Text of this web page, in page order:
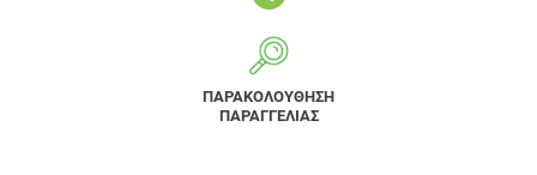
ΠΑΡΑΚΟΛΟΥΘΗΣΗ
ΠΑΡΑΓΓΕΛΙΑΣ